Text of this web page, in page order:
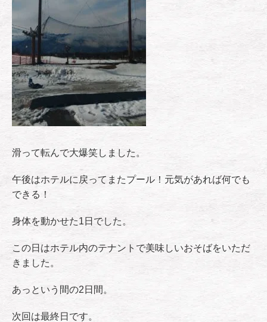
滑って転んで大爆笑しました。
午後はホテルに戻ってまたプール！元気があれば何でも
できる！
身体を動かせた1日でした。
この日はホテル内のテナントで美味しいおそばをいただ
きました。
あっという間の2日間。
次回は最終日です。